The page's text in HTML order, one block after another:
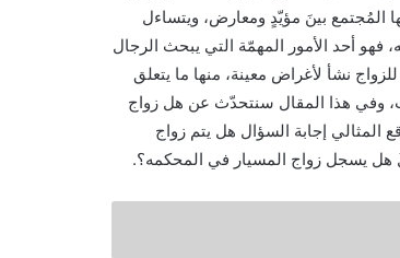
المُجتمع بينَ مؤيّدٍ ومعارض، ويتساءل
فهو أحد الأمور المهمّة التي يبحث الرجال
نشأ لأغراض معينة، منها ما يتعلق
وفي هذا المقال سنتحدّث عن هل زواج
المثالي إجابة السؤال هل يتم زواج
يسجل زواج المسيار في المحكمه؟.